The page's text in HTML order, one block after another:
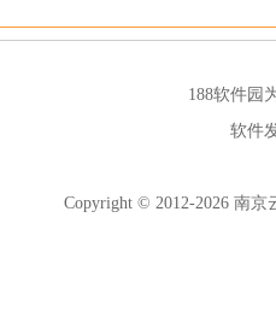
188软件园
软件
Copyright © 2012-2026 南京